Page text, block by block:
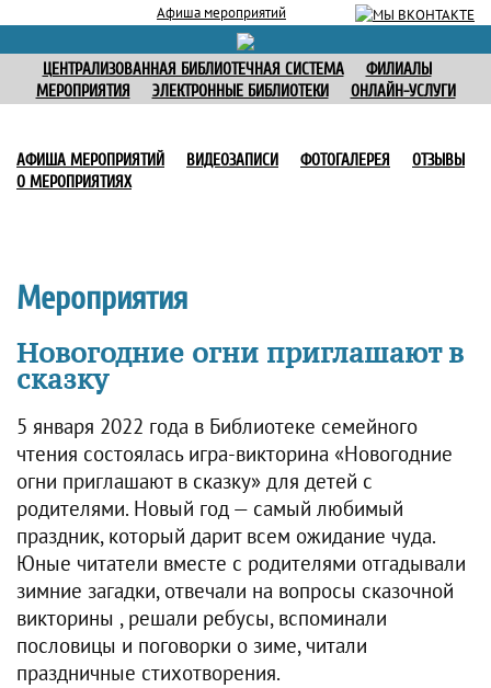
Афиша мероприятий
ЦЕНТРАЛИЗОВАННАЯ БИБЛИОТЕЧНАЯ СИСТЕМА
ФИЛИАЛЫ
МЕРОПРИЯТИЯ
ЭЛЕКТРОННЫЕ БИБЛИОТЕКИ ОНЛАЙН-УСЛУГИ
АФИША МЕРОПРИЯТИЙ ВИДЕОЗАПИСИ ФОТОГАЛЕРЕЯ
ОТЗЫВЫ
О МЕРОПРИЯТИЯХ
Мероприятия
Новогодние огни приглашают в
сказку
5 января 2022 года в Библиотеке семейного
чтения состоялась игра-викторина «Новогодние
огни приглашают в сказку» для детей с
родителями. Новый год — самый любимый
праздник, который дарит всем ожидание чуда.
Юные читатели вместе с родителями отгадывали
зимние загадки, отвечали на вопросы сказочной
викторины , решали ребусы, вспоминали
пословицы и поговорки о зиме, читали
праздничные стихотворения.